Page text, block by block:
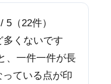
5（22件）
多くないです
、一件一件が長
ている点が印